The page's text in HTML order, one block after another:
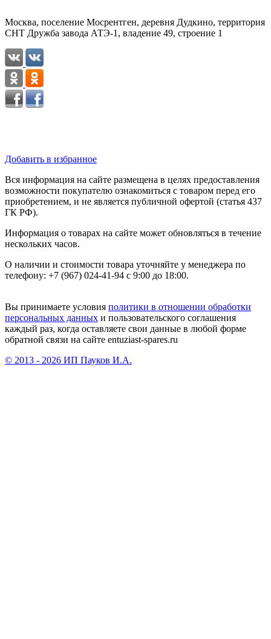
Москва, поселение Мосрентген, деревня Дудкино, территория
СНТ Дружба завода АТЭ-1, владение 49, строение 1
Добавить в избранное
Вся информация на сайте размещена в целях предоставления
возможности покупателю ознакомиться с товаром перед его
приобретением, и не является публичной офертой (статья 437
ГК РФ).
Информация о товарах на сайте может обновляться в течение
нескольких часов.
О наличии и стоимости товара уточняйте у менеджера по
телефону: +7 (967) 024-41-94 с 9:00 до 18:00.
Вы принимаете условия политики в отношении обработки
персональных данных и пользовательского соглашения
каждый раз, когда оставляете свои данные в любой форме
обратной связи на сайте entuziast-spares.ru
© 2013 - 2026 ИП Пауков И.А.